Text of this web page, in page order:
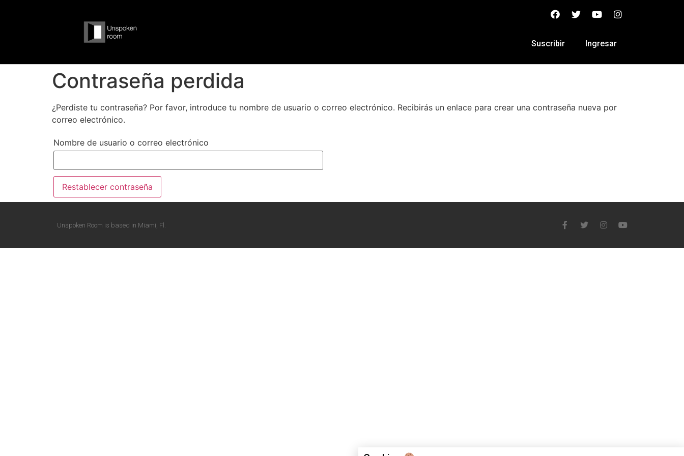
Suscribir Ingresar
Contraseña perdida
¿Perdiste tu contraseña? Por favor, introduce tu nombre de usuario o correo electrónico. Recibirás un enlace para crear una contraseña nueva por
correo electrónico.
Nombre de usuario o correo electrónico
Restablecer contraseña
Unspoken Room is based in Miami, Fl.